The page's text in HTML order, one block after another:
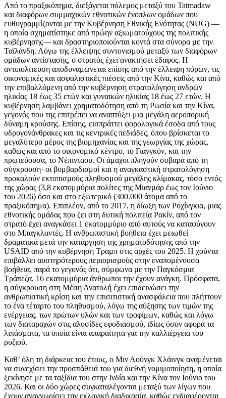
Από το πραξικόπημα, διεξάγεται πόλεμος μεταξύ του Tatmadaw
και διαφόρων συμμαχικών εθνοτικών ένοπλων ομάδων που
ευθυγραμμίζονται με την Κυβέρνηση Εθνικής Ενότητας (NUG) —
η οποία σχηματίστηκε από πρώην αξιωματούχους της πολιτικής
κυβέρνησης— και δραστηριοποιούνται κοντά στα σύνορα με την
Ταϊλάνδη. Λόγω της έλλειψης συντονισμού μεταξύ των διαφόρων
ομάδων αντίστασης, ο στρατός έχει ανακτήσει έδαφος. Η
αντιπολίτευση αποδυναμώνεται επίσης από την έλλειψη πόρων, τις
οικονομικές και ασφαλιστικές πιέσεις από την Κίνα, καθώς και από
την επιβαλλόμενη από την κυβέρνηση στρατολόγηση ανδρών
ηλικίας 18 έως 35 ετών και γυναικών ηλικίας 18 έως 27 ετών. Η
κυβέρνηση λαμβάνει χρηματοδότηση από τη Ρωσία και την Κίνα,
γεγονός που της επιτρέπει να αναπτύξει μια μεγάλη αεροπορική
δύναμη κρούσης. Επίσης, εισπράττει φορολογικά έσοδα από τους
υδρογονάνθρακες και τις κεντρικές πεδιάδες, όπου βρίσκεται το
μεγαλύτερο μέρος της βιομηχανίας και της γεωργίας της χώρας,
καθώς και από το οικονομικό κέντρο, το Γιανγκόν, και την
πρωτεύουσα, το Νέπινταου. Οι άμαχοι πληγούν σοβαρά από τη
σύγκρουση· οι βομβαρδισμοί και η αναγκαστική στρατολόγηση
προκαλούν εκτοπισμούς πληθυσμού μεγάλης κλίμακας, τόσο εντός
της χώρας (3,8 εκατομμύρια πολίτες της Μιανμάρ έως τον Ιούνιο
του 2026) όσο και στο εξωτερικό (300.000 άτομα από το
πραξικόπημα). Επιπλέον, από το 2017, η δίωξη των Ροχίνγκια, μιας
εθνοτικής ομάδας που ζει στη δυτική πολιτεία Ρακίν, από τον
στρατό έχει αναγκάσει 1 εκατομμύριο από αυτούς να καταφύγουν
στο Μπαγκλαντές. Η ανθρωπιστική βοήθεια έχει μειωθεί
δραματικά μετά την κατάργηση της χρηματοδότησης από την
USAID από την κυβέρνηση Τραμπ στις αρχές του 2025. Η χούντα
επιβάλλει αυστηρότερους περιορισμούς στην εναπομένουσα
βοήθεια, παρά το γεγονός ότι, σύμφωνα με την Παγκόσμια
Τράπεζα, 16 εκατομμύρια άνθρωποι την έχουν ανάγκη. Πρόσφατα,
η σύγκρουση στη Μέση Ανατολή έχει επιδεινώσει την
ανθρωπιστική κρίση και την επισιτιστική ανασφάλεια που πλήττουν
το ένα τέταρτο του πληθυσμού, λόγω της αύξησης των τιμών της
ενέργειας, των πρώτων υλών και των τροφίμων, καθώς και λόγω
των διαταραχών στις αλυσίδες εφοδιασμού, ιδίως όσον αφορά τα
λιπάσματα, τα οποία είναι απαραίτητα για την καλλιέργεια του
ρυζιού.
Καθ’ όλη τη διάρκεια του έτους, ο Μιν Αούνγκ Χλάινγκ αναμένεται
να συνεχίσει την προσπάθειά του για διεθνή νομιμοποίηση, η οποία
ξεκίνησε με τα ταξίδια του στην Ινδία και την Κίνα τον Ιούνιο του
2026. Και οι δύο χώρες συγκαταλέγονται μεταξύ των λίγων που
έχουν αναγνωρίσει την εκλογική διαδικασία, καθώς ενδιαφέρονται